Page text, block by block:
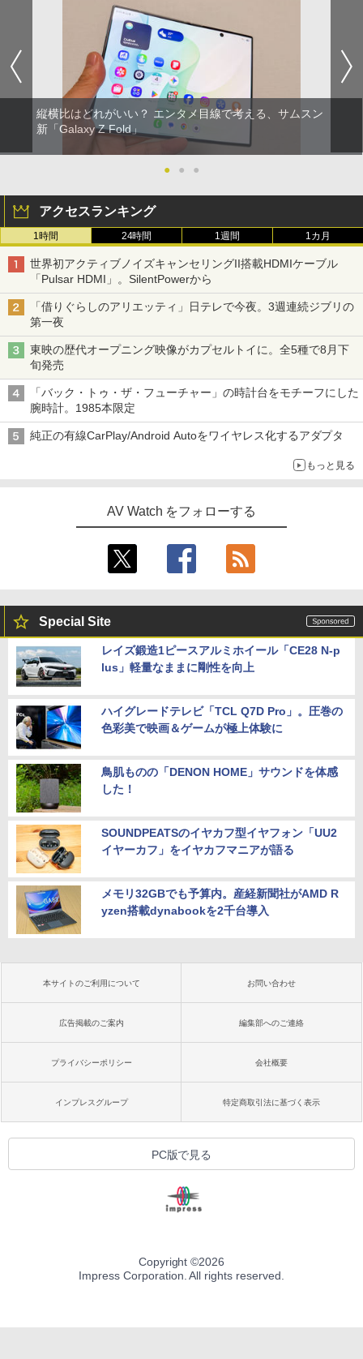
縦横比はどれがいい？ エンタメ目線で考える、サムスン
新「Galaxy Z Fold」
● ● ●
アクセスランキング
1時間 24時間 1週間 1カ月
世界初アクティブノイズキャンセリングII搭載HDMIケーブル
「Pulsar HDMI」。SilentPowerから
「借りぐらしのアリエッティ」日テレで今夜。3週連続ジブリの
第一夜
東映の歴代オープニング映像がカプセルトイに。全5種で8月下
旬発売
「バック・トゥ・ザ・フューチャー」の時計台をモチーフにした
腕時計。1985本限定
純正の有線CarPlay/Android Autoをワイヤレス化するアダプタ
もっと見る
AV Watch をフォローする
Special Site
レイズ鍛造1ピースアルミホイール「CE28 N-p
lus」軽量なままに剛性を向上
ハイグレードテレビ「TCL Q7D Pro」。圧巻の
色彩美で映画＆ゲームが極上体験に
鳥肌ものの「DENON HOME」サウンドを体感
した！
SOUNDPEATSのイヤカフ型イヤフォン「UU2
イヤーカフ」をイヤカフマニアが語る
メモリ32GBでも予算内。産経新聞社がAMD R
yzen搭載dynabookを2千台導入
本サイトのご利用について お問い合わせ
広告掲載のご案内 編集部へのご連絡
プライバシーポリシー 会社概要
インプレスグループ 特定商取引法に基づく表示
PC版で見る
Copyright ©2026
Impress Corporation. All rights reserved.